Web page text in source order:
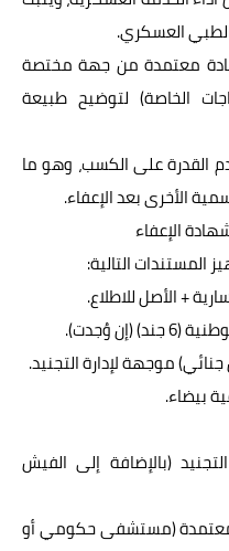
العسكري.
معتمدة من جهة مختصة
الخاصة) لتوضيح طبيعة
القدرة على الكسب، وهو ما
الأخرى بعد الإعفاء.
الإعفاء
التالية:
+ الأصل للاطلاع.
وُجدت).
موجهة لإدارة التجنيد.
(بالإضافة إلى الفيش
(مستشفى حكومي أو